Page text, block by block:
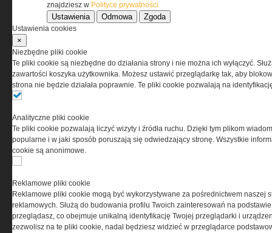
WAGO 221 - teraz również w
wersji 6 mm²
Dlaczego warto wybrać
Jak wybrać lampy wiszące do
domu?
znajdziesz w Polityce prywatności
Ustawienia Odmowa Zgoda
Ustawienia cookies
×
Niezbędne pliki cookie
Te pliki cookie są niezbędne do działania strony i nie można ich wyłączyć.
zawartości koszyka użytkownika. Możesz ustawić przeglądarkę tak, aby
strona nie będzie działała poprawnie. Te pliki cookie pozwalają na
Analityczne pliki cookie
Te pliki cookie pozwalają liczyć wizyty i źródła ruchu. Dzięki tym plikom
popularne i w jaki sposób poruszają się odwiedzający stronę. Wszystkie
cookie są anonimowe.
Reklamowe pliki cookie
Reklamowe pliki cookie mogą być wykorzystywane za pośrednictwem naszej
reklamowych. Służą do budowania profilu Twoich zainteresowań na
przeglądasz, co obejmuje unikalną identyfikację Twojej przeglądarki i
zezwolisz na te pliki cookie, nadal będziesz widzieć w przeglądarce